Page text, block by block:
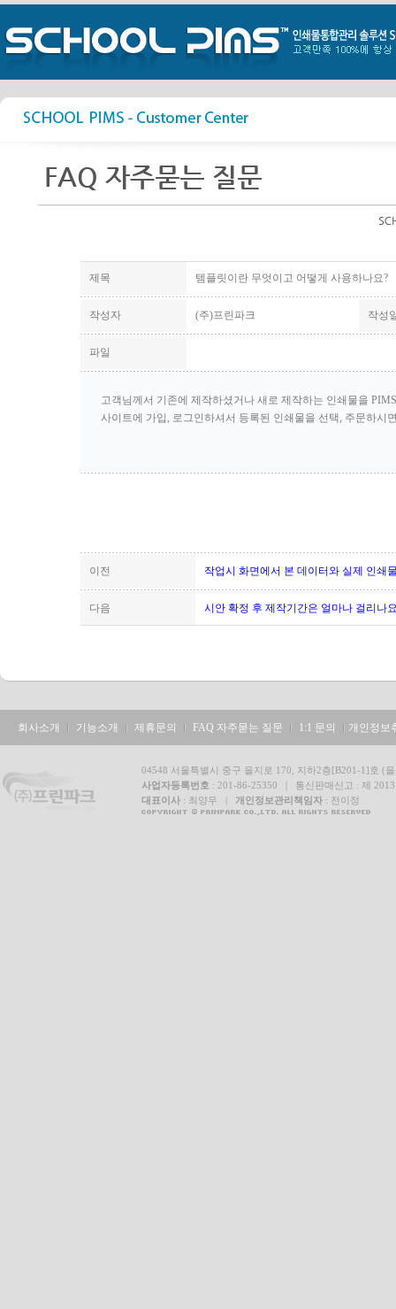
제목 템플릿이란 무엇이고 어떻게 사용하나요?
작성자 (주)프린파크 작성
파일
고객님께서 기존에 제작하셨거나 새로 제작하는 인쇄물을
사이트에 가입, 로그인하셔서 등록된 인쇄물을 선택, 주문하시
이전 작업시 화면에서 본 데이터와 실제 인쇄
다음 시안 확정 후 제작기간은 얼마나 걸리나
회사소개 기능소개 제휴문의 FAQ 자주묻는 질문 1:1 문의 개인정보
04548 서울특별시 중구 을지로 170, 지하2층[B201-1]호
사업자등록번호 : 201-86-25350 | 통신판매신고 : 제
대표이사 : 최양우 | 개인정보관리책임자 : 전이정